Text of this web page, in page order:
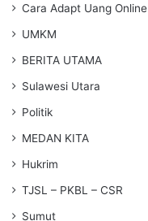
Cara Adapt Uang Online
UMKM
BERITA UTAMA
Sulawesi Utara
Politik
MEDAN KITA
Hukrim
TJSL – PKBL – CSR
Sumut